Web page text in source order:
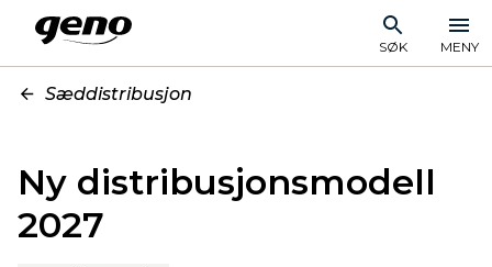
SØK MENY
Sæddistribusjon
Ny distribusjonsmodell
2027